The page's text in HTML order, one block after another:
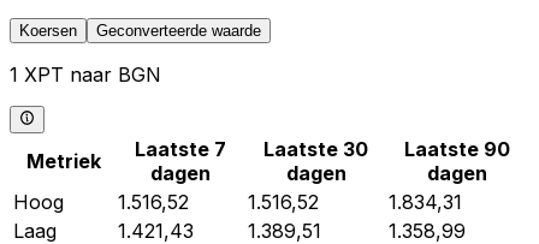
Koersen Geconverteerde waarde
1 XPT naar BGN
Metriek
Laatste 7
dagen
Laatste 30
dagen
Laatste 90
dagen
Hoog
1.516,52 1.516,52
1.834,31
Laag
1.421,43 1.389,51
1.358,99